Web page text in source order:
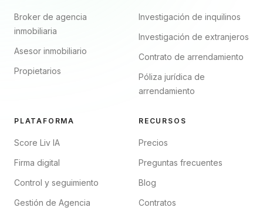
Broker de agencia
inmobiliaria
Asesor inmobiliario
Propietarios
Investigación de inquilinos
Investigación de extranjeros
Contrato de arrendamiento
Póliza jurídica de
arrendamiento
PLATAFORMA
Score Liv IA
Firma digital
Control y seguimiento
Gestión de Agencia
RECURSOS
Precios
Preguntas frecuentes
Blog
Contratos